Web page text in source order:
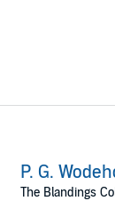
P. G.
The Blandings